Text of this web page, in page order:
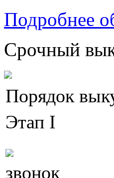
Подробнее
Срочный
Порядок
Этап I
звонок